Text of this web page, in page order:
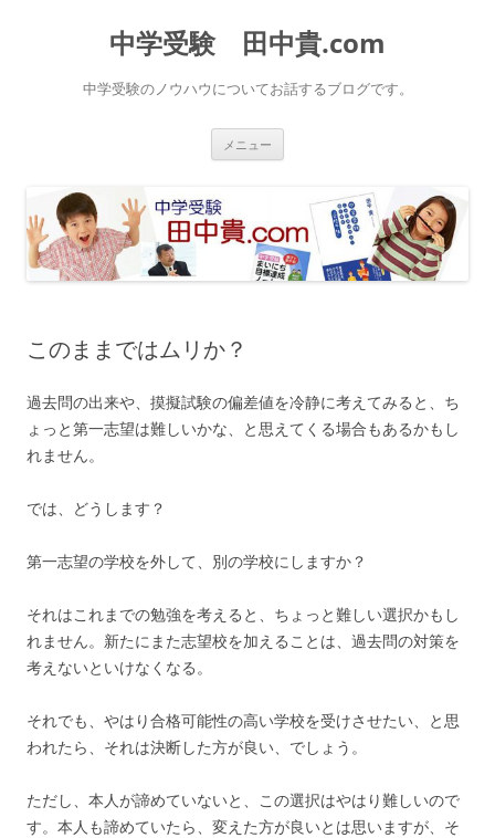
中学受験 田中貴.com
中学受験のノウハウについてお話するブログです。
メニュー
ス
キ
ッ
プ
このままではムリか？
過去問の出来や、摸擬試験の偏差値を冷静に考えてみると、ち
ょっと第一志望は難しいかな、と思えてくる場合もあるかもし
れません。
では、どうします？
第一志望の学校を外して、別の学校にしますか？
それはこれまでの勉強を考えると、ちょっと難しい選択かもし
れません。新たにまた志望校を加えることは、過去問の対策を
考えないといけなくなる。
それでも、やはり合格可能性の高い学校を受けさせたい、と思
われたら、それは決断した方が良い、でしょう。
ただし、本人が諦めていないと、この選択はやはり難しいので
す。本人も諦めていたら、変えた方が良いとは思いますが、そ